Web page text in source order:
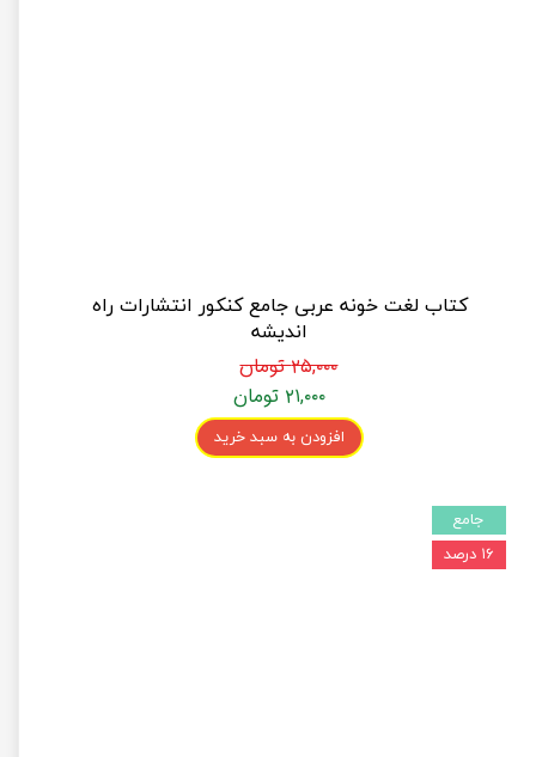
کتاب لغت خونه عربی جامع کنکور انتشارات راه
اندیشه
۲۵,۰۰۰ تومان
۲۱,۰۰۰ تومان
افزودن به سبد خرید
جامع
۱۶ درصد